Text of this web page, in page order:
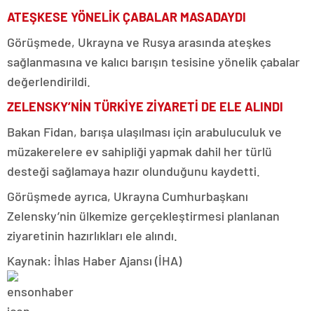
ATEŞKESE YÖNELİK ÇABALAR MASADAYDI
Görüşmede, Ukrayna ve Rusya arasında ateşkes
sağlanmasına ve kalıcı barışın tesisine yönelik çabalar
değerlendirildi.
ZELENSKY’NİN TÜRKİYE ZİYARETİ DE ELE ALINDI
Bakan Fidan, barışa ulaşılması için arabuluculuk ve
müzakerelere ev sahipliği yapmak dahil her türlü
desteği sağlamaya hazır olunduğunu kaydetti.
Görüşmede ayrıca, Ukrayna Cumhurbaşkanı
Zelensky’nin ülkemize gerçekleştirmesi planlanan
ziyaretinin hazırlıkları ele alındı.
Kaynak: İhlas Haber Ajansı (İHA)